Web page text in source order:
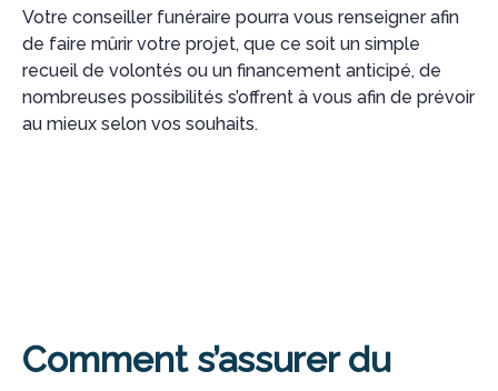
Votre conseiller funéraire pourra vous renseigner afin
de faire mûrir votre projet, que ce soit un simple
recueil de volontés ou un financement anticipé, de
nombreuses possibilités s’offrent à vous afin de prévoir
au mieux selon vos souhaits.
Comment s’assurer du